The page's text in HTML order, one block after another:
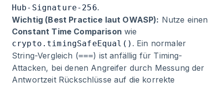
Hub-Signature-256.
Wichtig (Best Practice laut OWASP): Nutze einen
Constant Time Comparison wie
crypto.timingSafeEqual() . Ein normaler
String-Vergleich (===) ist anfällig für Timing-
Attacken, bei denen Angreifer durch Messung der
Antwortzeit Rückschlüsse auf die korrekte